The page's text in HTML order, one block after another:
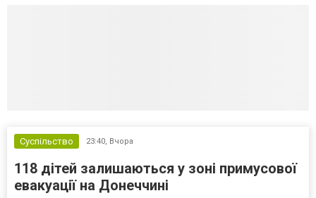
Суспільство 23:40, Вчора
118 дітей залишаються у зоні примусової
евакуації на Донеччині